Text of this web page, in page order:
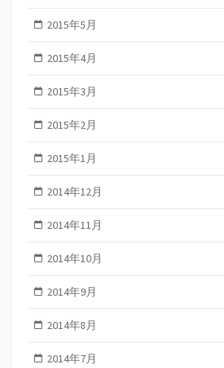
2015年5月
2015年4月
2015年3月
2015年2月
2015年1月
2014年12月
2014年11月
2014年10月
2014年9月
2014年8月
2014年7月